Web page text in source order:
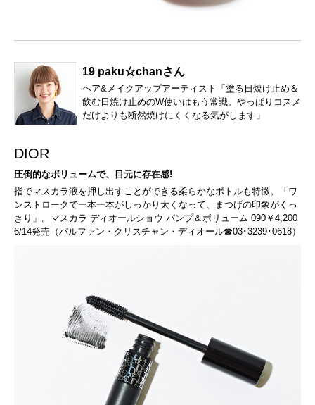
19 paku☆chanさん
ヘア&メイクアップアーティスト「塗る日焼け止め＆
飲む日焼け止めのW使いはもう常識。やっぱりコスメ
だけよりも断然焼けにくくなる気がします」
DIOR
圧倒的なボリュームで、目元に存在感!
指でマスカラ液を押し出すことができる柔らかなボトルも特徴。「ワ
ンストロークで一本一本がしっかり太くなって、まつげの印象がくっ
きり」。マスカラ ディオールショウ パンプ＆ボリューム 090￥4,200
6/14発売（パルファン・クリスチャン・ディオール☎03･3239･0618）